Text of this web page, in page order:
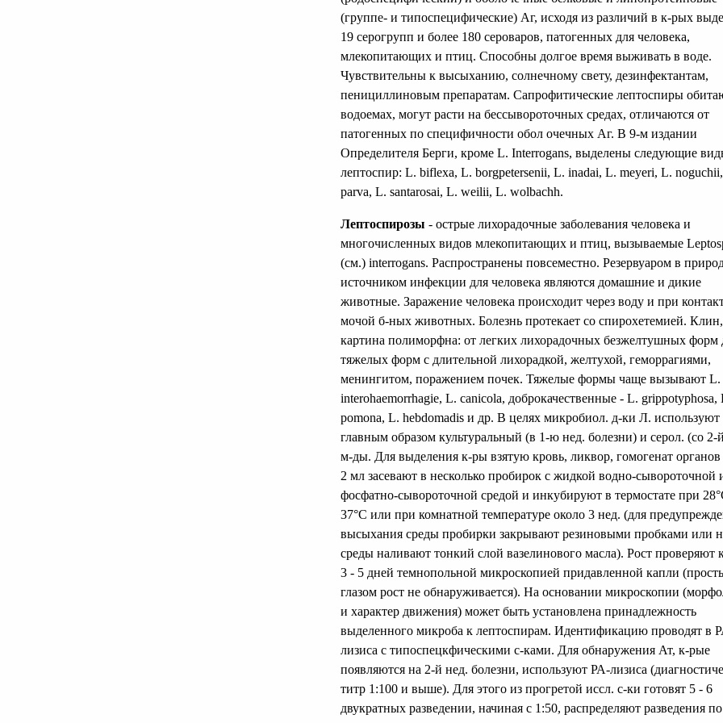
(группе- и типоспецифические) Аг, исходя из различий в к-рых
19 серогрупп и более 180 сероваров, патогенных для человека,
млекопитающих и птиц. Способны долгое время выживать в воде.
Чувствительны к высыханию, солнечному свету, дезинфектантам,
пенициллиновым препаратам. Сапрофитические лептоспиры
водоемах, могут расти на бессывороточных средах, отличаются от
патогенных по специфичности обол очечных Аг. В 9-м издании
Определителя Берги, кроме L. Interrogans, выделены следующие
лептоспир: L. biflexa, L. borgpetersenii, L. inadai, L. meyeri, L.
parva, L. santarosai, L. weilii, L. wolbachh.
Лептоспирозы - острые лихорадочные заболевания человека и
многочисленных видов млекопитающих и птиц, вызываемые
(см.) interrogans. Распространены повсеместно. Резервуаром в
источником инфекции для человека являются домашние и дикие
животные. Заражение человека происходит через воду и при
мочой б-ных животных. Болезнь протекает со спирохетемией. Клин,
картина полиморфна: от легких лихорадочных безжелтушных форм
тяжелых форм с длительной лихорадкой, желтухой, геморрагиями,
менингитом, поражением почек. Тяжелые формы чаще вызывают L.
interohaemorrhagie, L. canicola, доброкачественные - L. grippotyphosa,
pomona, L. hebdomadis и др. В целях микробиол. д-ки Л. используют
главным образом культуральный (в 1-ю нед. болезни) и серол. (со 2-
м-ды. Для выделения к-ры взятую кровь, ликвор, гомогенат
2 мл засевают в несколько пробирок с жидкой водно-сывороточной
фосфатно-сывороточной средой и инкубируют в термостате при
37°С или при комнатной температуре около 3 нед. (для
высыхания среды пробирки закрывают резиновыми пробками или
среды наливают тонкий слой вазелинового масла). Рост проверяют
3 - 5 дней темнопольной микроскопией придавленной капли
глазом рост не обнаруживается). На основании микроскопии
и характер движения) может быть установлена принадлежность
выделенного микроба к лептоспирам. Идентификацию проводят в
лизиса с типоспецкфическими с-ками. Для обнаружения Ат, к-рые
появляются на 2-й нед. болезни, используют РА-лизиса
титр 1:100 и выше). Для этого из прогретой иссл. с-ки готовят 5 - 6
двукратных разведении, начиная с 1:50, распределяют разведения